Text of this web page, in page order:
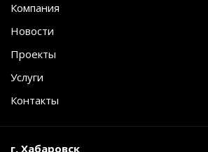
Компания
Новости
Проекты
Услуги
Контакты
г. Хабаровск